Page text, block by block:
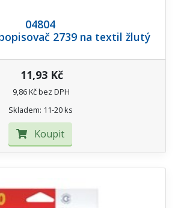
04804
popisovač 2739 na textil žlutý
11,93 Kč
9,86 Kč bez DPH
Skladem: 11-20 ks
Koupit